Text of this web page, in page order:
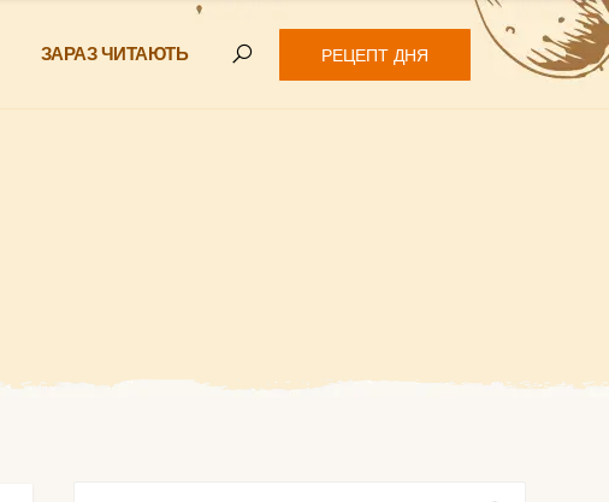
ЗАРАЗ ЧИТАЮТЬ РЕЦЕПТ ДНЯ